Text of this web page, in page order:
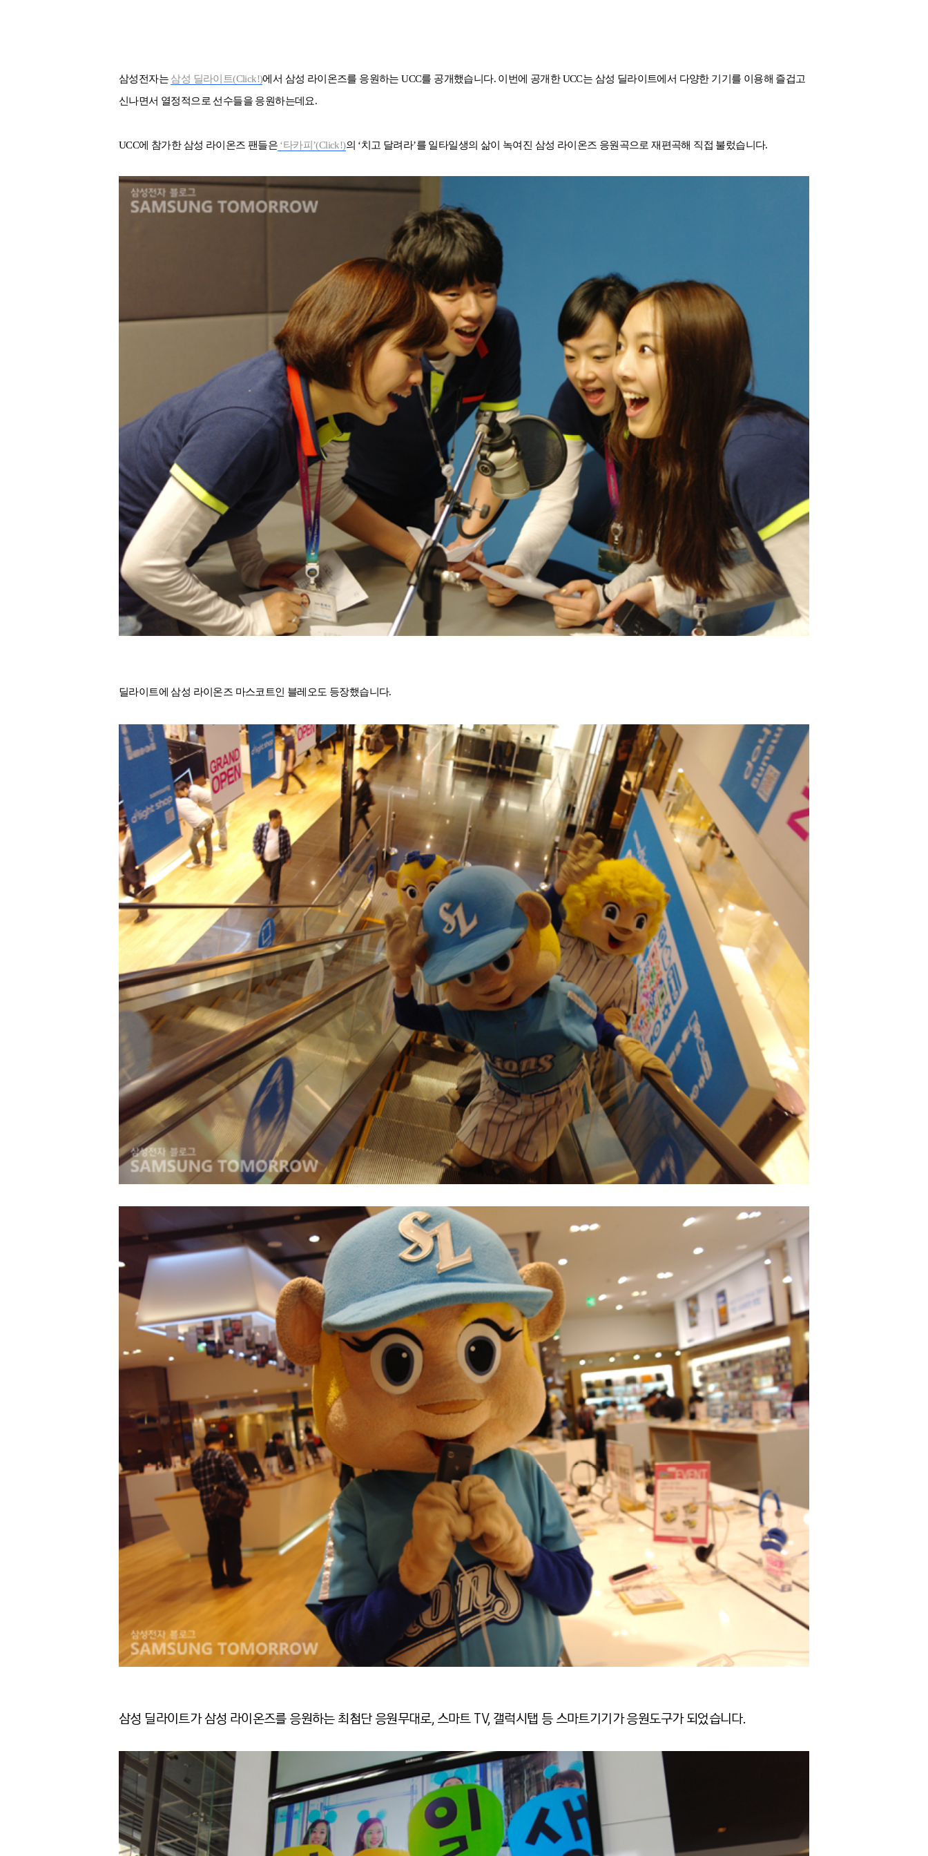
삼성전자는 삼성 딜라이트(Click!)에서 삼성 라이온즈를 응원하는 UCC를 공개했습니다. 이번에 공개한 UCC는 삼성 딜라이트에서 다양한 기기를 이용해 즐겁고
신나면서 열정적으로 선수들을 응원하는데요.
UCC에 참가한 삼성 라이온즈 팬들은 ‘타카피’(Click!)의 ‘치고 달려라’를 일타일생의 삶이 녹여진 삼성 라이온즈 응원곡으로 재편곡해 직접 불렀습니다.
딜라이트에 삼성 라이온즈 마스코트인 블레오도 등장했습니다.
삼성 딜라이트가 삼성 라이온즈를 응원하는 최첨단 응원무대로, 스마트 TV, 갤럭시탭 등 스마트기기가 응원도구가 되었습니다.